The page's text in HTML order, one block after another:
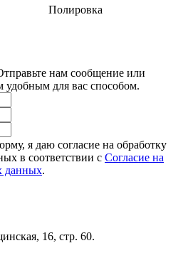
Полировка
нам сообщение или
удобным для вас способом.
я даю согласие на обработку
в соответствии с Согласие на
данных.
16, стр. 60.